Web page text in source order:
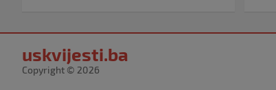
uskvijesti.ba
Copyright © 2026